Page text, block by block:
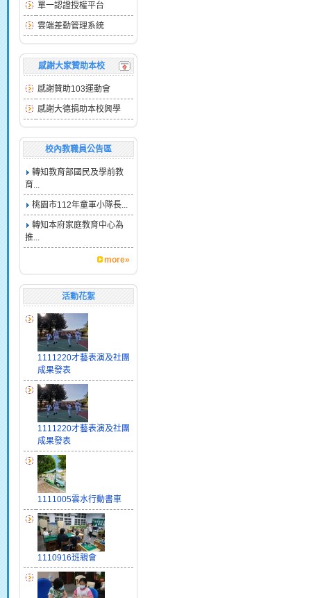
單一認證授權平台
雲端差勤管理系統
感謝大家贊助本校
感謝贊助103運動會
感謝大德捐助本校興學
校內教職員公告區
轉知教育部國民及學前教
育...
桃園市112年童軍小隊長...
轉知本府家庭教育中心為
推...
more»
活動花絮
1111220才藝表演及社團
成果發表
1111220才藝表演及社團
成果發表
1111005雲水行動書車
1110916班親會